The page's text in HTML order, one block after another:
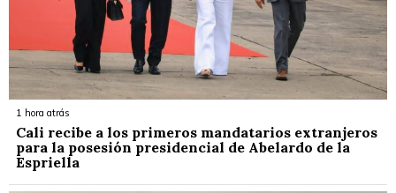
1 hora atrás
Cali recibe a los primeros mandatarios extranjeros
para la posesión presidencial de Abelardo de la
Espriella